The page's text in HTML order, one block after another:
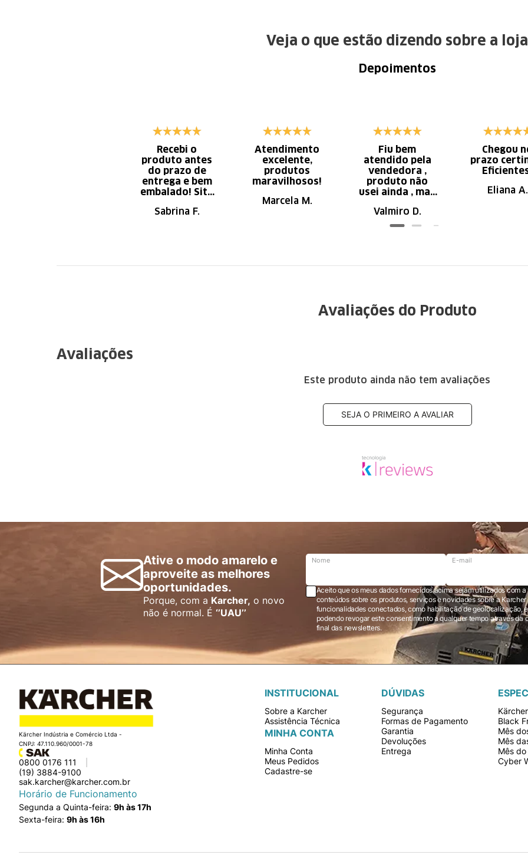
Veja o que estão dizendo sobre a loja
Depoimentos
Recebi o
produto antes
do prazo de
entrega e bem
embalado! Site
navegação.
Sabrina F.
Atendimento
excelente,
produtos
maravilhosos!
Marcela M.
Fiu bem
atendido pela
vendedora ,
produto não
usei ainda , mas
ótima qualidade
Valmiro D.
Chegou
prazo
Eliana A.
Avaliações do Produto
Avaliações
Este produto ainda não tem avaliações
SEJA O PRIMEIRO A AVALIAR
Ative o modo amarelo e
aproveite as melhores
oportunidades.
Porque, com a Karcher, o novo
não é normal. É ‘’UAU’’
Nome E-mail
Aceito que os meus dados fornecidos acima sejam utilizados com
conteúdos sobre os produtos, serviços e novidades sobre a Karcher Brasil via e-mail marketing e registro de
funcionalidades conectados, como habilitação de geolocalização,
podendo revogar este consentimento a qualquer tempo através da opção “cancelar inscrição” localizada ao
final das newsletters.
Kärcher Indústria e Comércio Ltda -
CNPJ: 47.110.960/0001-78
0800 0176 111
(19) 3884-9100
sak.karcher@karcher.com.br
Horário de Funcionamento
Segunda a Quinta-feira: 9h às 17h
Sexta-feira: 9h às 16h
INSTITUCIONAL
Sobre a Karcher
Assistência Técnica
MINHA CONTA
Minha Conta
Meus Pedidos
Cadastre-se
DÚVIDAS
Segurança
Formas de Pagamento
Garantia
Devoluções
Entrega
Black
Mês
Mês
Mês
Cyber